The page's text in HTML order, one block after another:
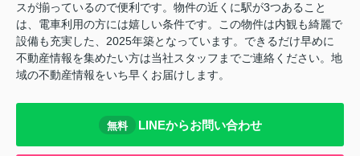
スが揃っているので便利です。物件の近くに駅が3つあること
は、電車利用の方には嬉しい条件です。この物件は内観も綺麗で
設備も充実した、2025年築となっています。できるだけ早めに
不動産情報を集めたい方は当社スタッフまでご連絡ください。地
域の不動産情報をいち早くお届けします。
無料 LINEからお問い合わせ